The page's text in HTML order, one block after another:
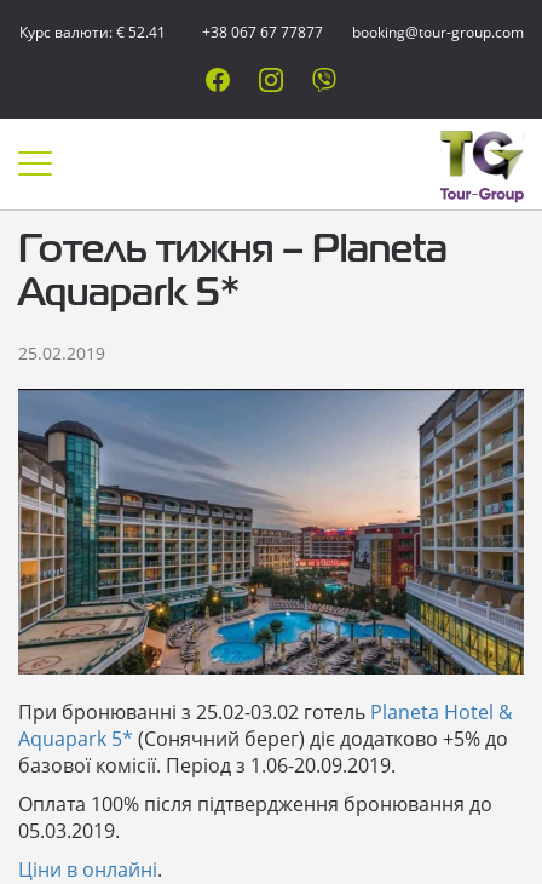
Курс валюти: € 52.41 +38 067 67 77877 booking@tour-group.com
Готель тижня – Planeta
Aquapark 5*
25.02.2019
При бронюванні з 25.02-03.02 готель Planeta Hotel &
Aquapark 5* (Сонячний берег) діє додатково +5% до
базової комісії. Період з 1.06-20.09.2019.
Оплата 100% після підтвердження бронювання до
05.03.2019.
Ціни в онлайні.